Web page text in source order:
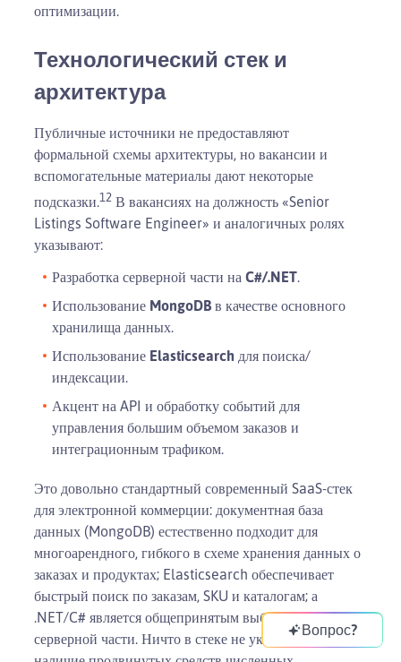
оптимизации.
Технологический стек и
архитектура
Публичные источники не предоставляют
формальной схемы архитектуры, но вакансии и
вспомогательные материалы дают некоторые
подсказки.12 В вакансиях на должность «Senior
Listings Software Engineer» и аналогичных ролях
указывают:
Разработка серверной части на C#/.NET.
Использование MongoDB в качестве основного
хранилища данных.
Использование Elasticsearch для поиска/
индексации.
Акцент на API и обработку событий для
управления большим объемом заказов и
интеграционным трафиком.
Это довольно стандартный современный SaaS-стек
для электронной коммерции: документная база
данных (MongoDB) естественно подходит для
многоарендного, гибкого в схеме хранения данных о
заказах и продуктах; Elasticsearch обеспечивает
быстрый поиск по заказам, SKU и каталогам; а
.NET/C# является общепринятым выбором для
серверной части. Ничто в стеке не указывает на
Вопрос?